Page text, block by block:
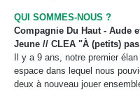
QUI SOMMES-NOUS ?
Compagnie Du Haut - Aude
Jeune // CLEA "À (petits)
Il y a 9 ans, notre premier
espace dans lequel nous
deux à nouveau jouer